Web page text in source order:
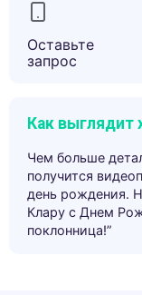
Оставьте
запрос
Как выглядит
Чем больше
получится
день рождения.
Клару с Днем
поклонница!”